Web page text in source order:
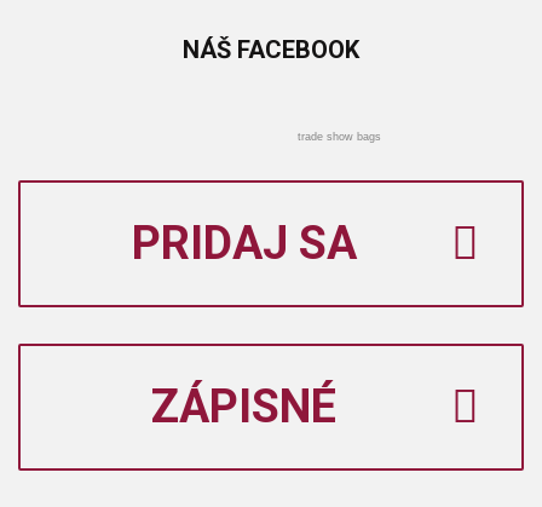
NÁŠ FACEBOOK
trade show bags
PRIDAJ SA
ZÁPISNÉ